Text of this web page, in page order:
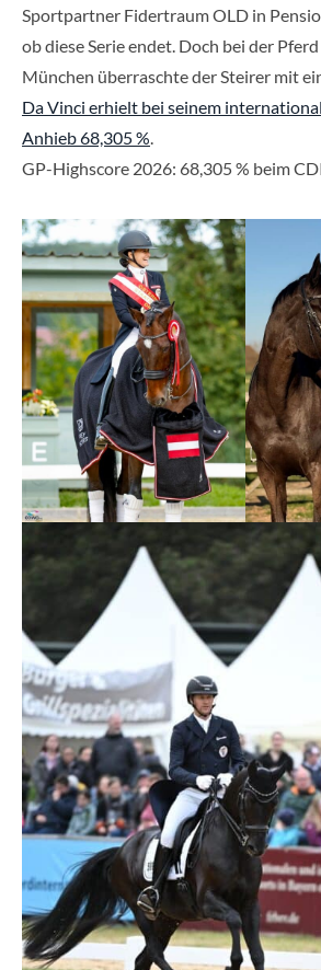
Sportpartner Fidertraum OLD in
ob diese Serie endet. Doch bei der
München überraschte der Steirer mit
Da Vinci erhielt bei seinem
Anhieb 68,305 %.
GP-Highscore 2026: 68,305 % beim